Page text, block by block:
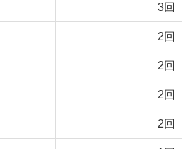
3回
2回
2回
2回
2回